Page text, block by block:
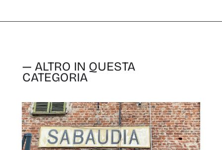
— ALTRO IN QUESTA
CATEGORIA